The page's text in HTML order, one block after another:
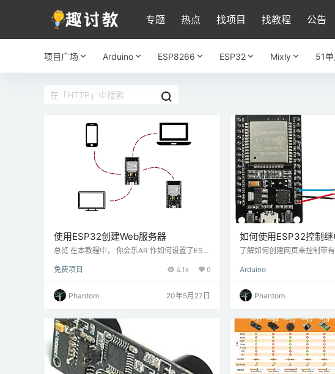
专题 热点 找项目 找教程 公告
项目广场 Arduino ESP8266 ESP32 Mixly 51
使用ESP32创建Web服务器
总览 在本教程中， 你会乐AR 作如何设置了ESP
小号。 您将学到什么 了解Web服务器使用ESP3
号 命令 什么是Web服务器？ Web服务器是发送
和接收信息，处理信息并进行存储的地方。Web
小号 通过被称为协议与用户 超文本传输协议
（HTTP）。 当…
免费项目 4.1k 0
Phantom 20年5月27日
如何使用ESP32控制
了解如何创建网页来控制带
模块。我们将ESP32连接到
个网页。使用该网页，我们会
32以打开或关闭继电器模
图 代码说明 让我们遍历…
Arduino
Phantom